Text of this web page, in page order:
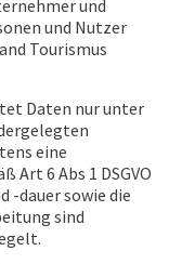
und
und Nutzer
Tourismus
Daten nur unter
eine
Art 6 Abs 1 DSGVO
-dauer sowie die
sind